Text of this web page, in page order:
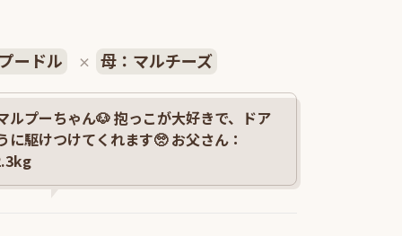
ードル × 母：マルチーズ
ルプーちゃん🐶 抱っこが大好きで、ドア
に駆けつけてくれます🥺 お父さん：